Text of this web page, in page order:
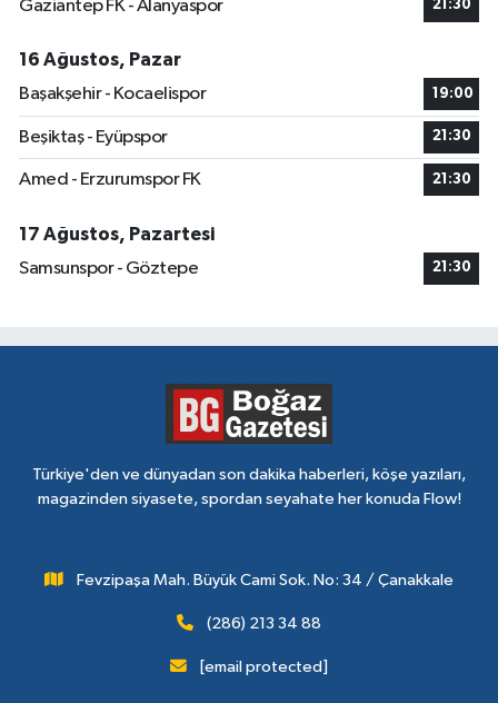
Gaziantep FK - Alanyaspor 21:30
16 Ağustos, Pazar
Başakşehir - Kocaelispor
19:00
Beşiktaş - Eyüpspor 21:30
Amed - Erzurumspor FK 21:30
17 Ağustos, Pazartesi
Samsunspor - Göztepe
21:30
Türkiye'den ve dünyadan son dakika haberleri, köşe yazıları,
magazinden siyasete, spordan seyahate her konuda Flow!
Fevzipaşa Mah. Büyük Cami Sok. No: 34 / Çanakkale
(286) 213 34 88
[email protected]